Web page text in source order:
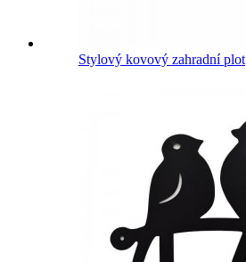
Stylový kovový zahradní plot